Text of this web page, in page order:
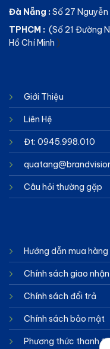
Đà Nẵng :Số 27
TPHCM : (Số 21 Đường
Hồ Chí Minh )
Giới Thiệu
Liên Hệ
Đt: 0945.998.010
Câu hỏi thường gặp
Hướng dẫn mua hàng
Chính sách giao nhận
Chính sách đổi trả
Chính sách bảo mật
Phương thức thanh